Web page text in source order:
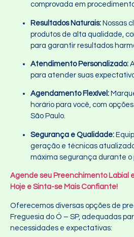
comprovada em
Resultados Naturais: Nossas
produtos de alta qualidade,
para garantir resultados
Atendimento Personalizado:
para atender suas
Agendamento Flexível:
horário para você, com
São Paulo.
Segurança e Qualidade:
geração e técnicas
máxima segurança durante o
Agende seu Preenchimento Labial
Hoje e Sinta-se Mais Confiante!
Oferecemos diversas opções de
Freguesia do Ó – SP, adequadas
necessidades e expectativas: